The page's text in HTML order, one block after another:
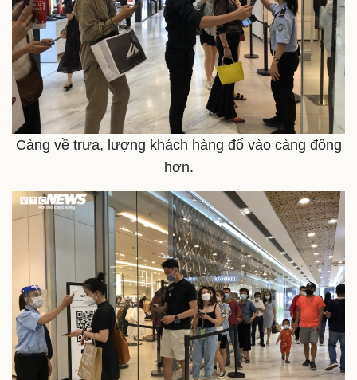
Sức khỏe
Dinh dưỡng - món ngon
Sản phụ khoa
Nam khoa
Làm đẹp - giảm cân
Phòng mạch online
Ăn sạch sống khỏe
Đời sống
Nhà đẹp
Blog
Tình yêu - Gia đình
Càng về trưa, lượng khách hàng đổ vào càng đông
hơn.